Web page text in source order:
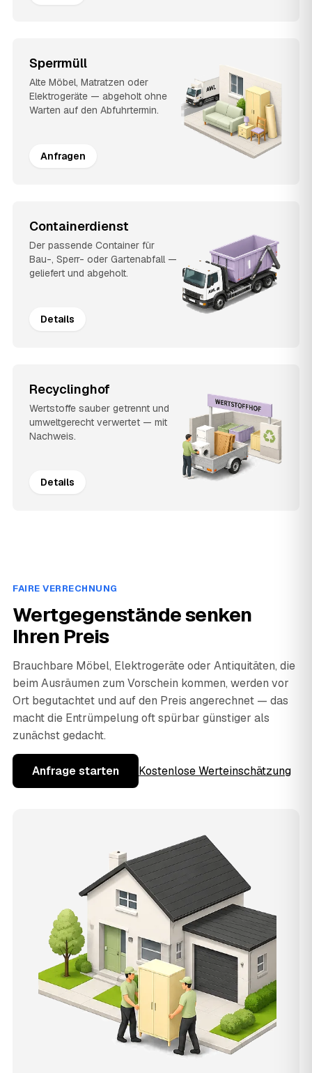
Sperrmüll
Alte Möbel, Matratzen oder
Elektrogeräte — abgeholt ohne
Warten auf den Abfuhrtermin.
Anfragen
Containerdienst
Der passende Container für
Bau-, Sperr- oder Gartenabfall —
geliefert und abgeholt.
Details
Recyclinghof
Wertstoffe sauber getrennt und
umweltgerecht verwertet — mit
Nachweis.
Details
FAIRE VERRECHNUNG
Wertgegenstände senken
Ihren Preis
Brauchbare Möbel, Elektrogeräte oder Antiquitäten, die
beim Ausräumen zum Vorschein kommen, werden vor
Ort begutachtet und auf den Preis angerechnet — das
macht die Entrümpelung oft spürbar günstiger als
zunächst gedacht.
Anfrage starten Kostenlose Werteinschätzung